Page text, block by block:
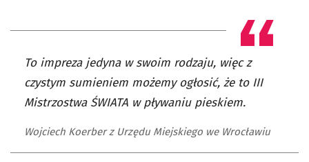
To impreza jedyna w swoim rodzaju, więc z
czystym sumieniem możemy ogłosić, że to III
Mistrzostwa ŚWIATA w pływaniu pieskiem.
Wojciech Koerber z Urzędu Miejskiego we Wrocławiu